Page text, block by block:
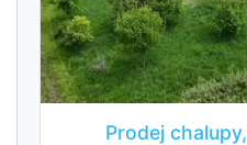
Prodej